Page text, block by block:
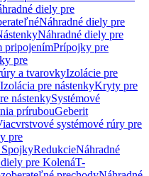
diely pre
Náhradné diely pre
Náhradné diely pre
pripojenímPrípojky pre
pre
a tvarovkyIzolácie pre
Izolácia pre nástenkyKryty pre
nástenkySystémové
prírubouGeberit
systémové rúry pre
pre
SpojkyRedukcieNáhradné
pre KolenáT-